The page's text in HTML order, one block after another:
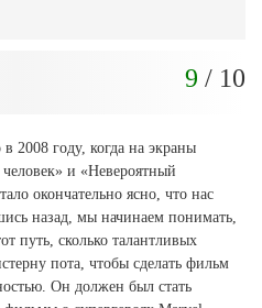
9 / 10
2008 году, когда на экраны
и «Невероятный
окончательно ясно, что нас
назад, мы начинаем понимать,
путь, сколько талантливых
пота, чтобы сделать фильм
Он должен был стать